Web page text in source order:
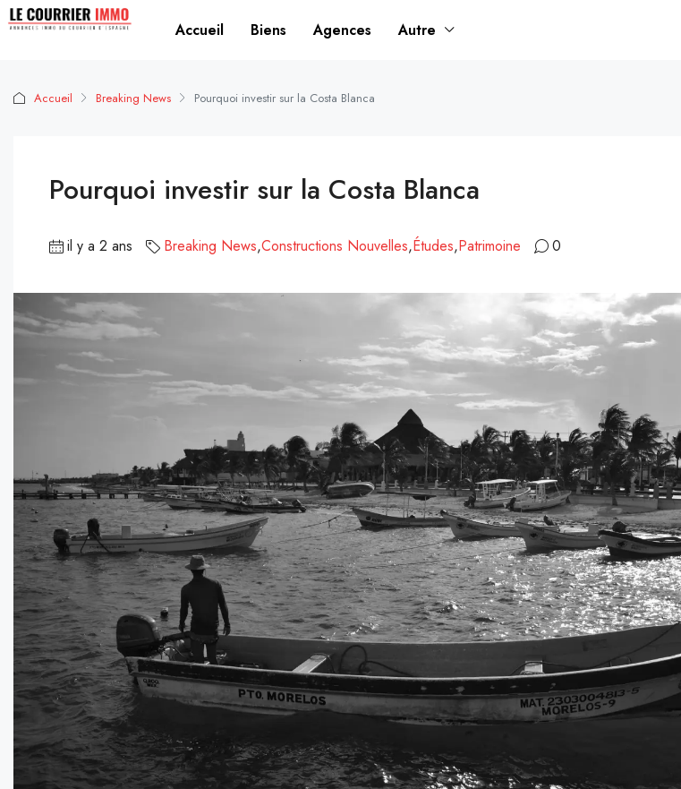
Accueil Biens Agences Autre
Accueil Breaking News Pourquoi investir sur la Costa Blanca
Pourquoi investir sur la Costa Blanca
il y a 2 ans Breaking News,Constructions Nouvelles,Études,Patrimoine 0